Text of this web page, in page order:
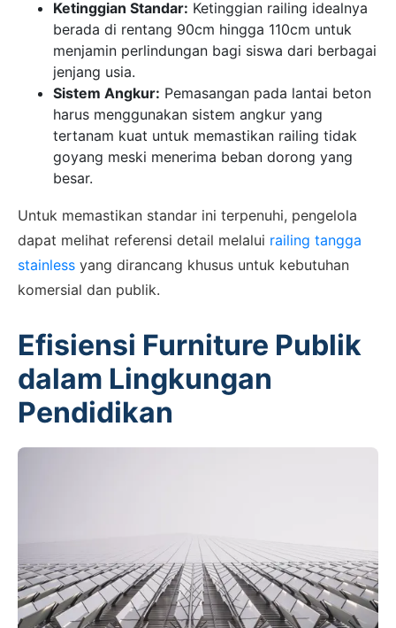
Ketinggian Standar: Ketinggian railing idealnya
berada di rentang 90cm hingga 110cm untuk
menjamin perlindungan bagi siswa dari berbagai
jenjang usia.
Sistem Angkur: Pemasangan pada lantai beton
harus menggunakan sistem angkur yang
tertanam kuat untuk memastikan railing tidak
goyang meski menerima beban dorong yang
besar.
Untuk memastikan standar ini terpenuhi, pengelola
dapat melihat referensi detail melalui railing tangga
stainless yang dirancang khusus untuk kebutuhan
komersial dan publik.
Efisiensi Furniture Publik
dalam Lingkungan
Pendidikan